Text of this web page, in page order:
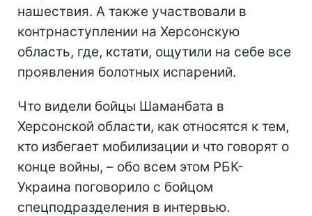
нашествия. А также участвовали в
контрнаступлении на Херсонскую
область, где, кстати, ощутили на себе все
проявления болотных испарений.
Что видели бойцы Шаманбата в
Херсонской области, как относятся к тем,
кто избегает мобилизации и что говорят о
конце войны, – обо всем этом РБК-
Украина поговорило с бойцом
спецподразделения в интервью.